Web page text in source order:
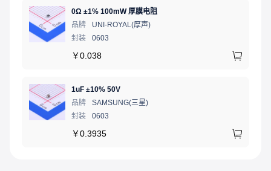
0Ω ±1% 100mW 厚膜电阻
品牌
UNI-ROYAL(厚声)
封装
0603
￥0.038
1uF ±10% 50V
品牌
SAMSUNG(三星)
封装
0603
￥0.3935